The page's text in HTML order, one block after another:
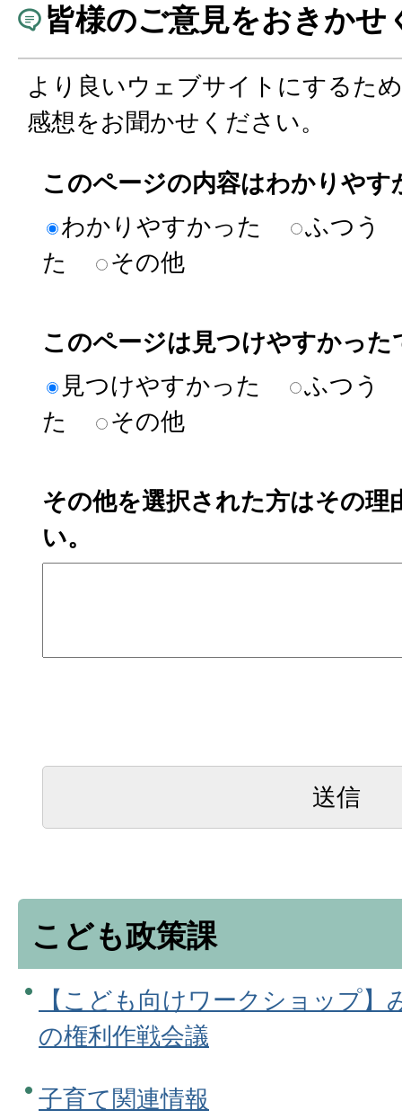
皆様のご意見をおきかせ
より良いウェブサイトにするた
感想をお聞かせください。
このページの内容はわかりやす
わかりやすかった
ふつう
た
その他
このページは見つけやすかった
見つけやすかった
ふつう
た
その他
その他を選択された方はその理
い。
こども政策課
【こども向けワークショップ
の権利作戦会議
子育て関連情報